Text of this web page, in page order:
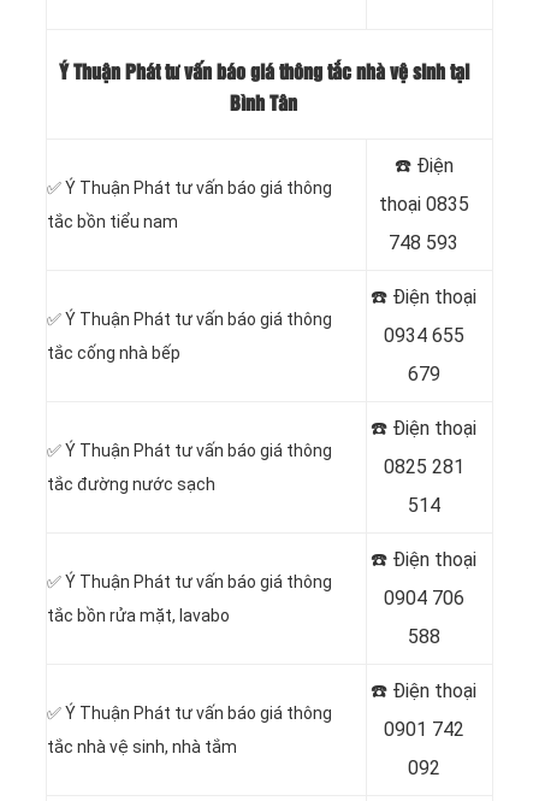
Ý Thuận Phát tư vấn báo giá thông tắc nhà vệ sinh tại
Bình Tân
✅ Ý Thuận Phát tư vấn báo giá thông
tắc bồn tiểu nam
☎️ Điện
thoại0835
748 593
✅ Ý Thuận Phát tư vấn báo giá thông
tắc cống nhà bếp
☎️ Điện thoại
0934 655
679
✅ Ý Thuận Phát tư vấn báo giá thông
tắc đường nước sạch
☎️ Điện thoại
0825 281
514
✅ Ý Thuận Phát tư vấn báo giá thông
tắc bồn rửa mặt, lavabo
☎️ Điện thoại
0904 706
588
✅ Ý Thuận Phát tư vấn báo giá thông
tắc nhà vệ sinh, nhà tắm
☎️ Điện thoại
0901 742
092